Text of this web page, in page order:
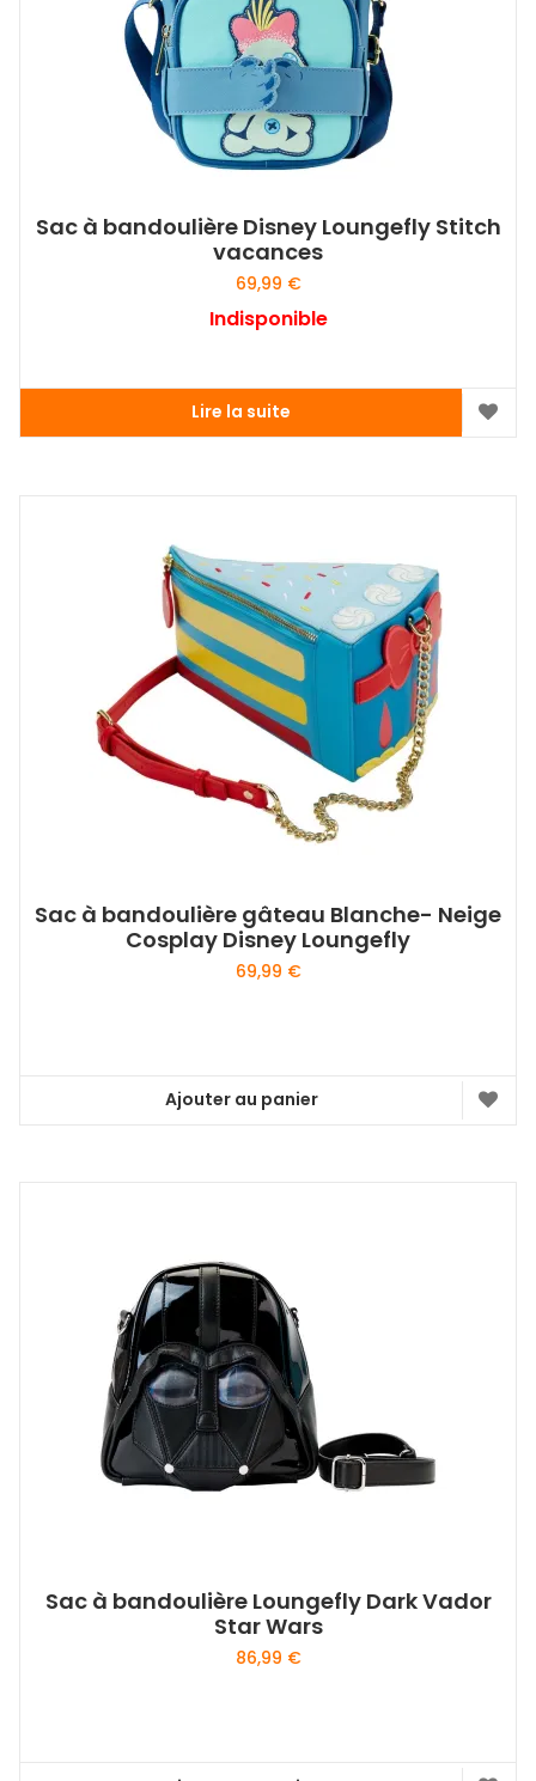
Sac à bandoulière Disney Loungefly Stitch
vacances
69,99 €
Indisponible
Lire la suite
Sac à bandoulière gâteau Blanche- Neige
Cosplay Disney Loungefly
69,99 €
Ajouter au panier
Sac à bandoulière Loungefly Dark Vador
Star Wars
86,99 €